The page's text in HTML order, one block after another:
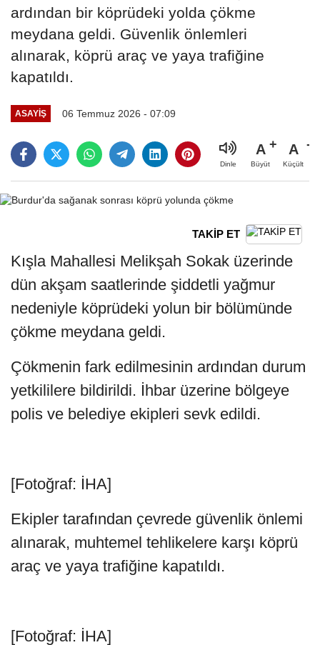
ardından bir köprüdeki yolda çökme
meydana geldi. Güvenlik önlemleri
alınarak, köprü araç ve yaya trafiğine
kapatıldı.
ASAYIŞ 06 Temmuz 2026 - 07:09
Dinle
A
Büyüt
A
Küçült
TAKİP ET
Kışla Mahallesi Melikşah Sokak üzerinde
dün akşam saatlerinde şiddetli yağmur
nedeniyle köprüdeki yolun bir bölümünde
çökme meydana geldi.
Çökmenin fark edilmesinin ardından durum
yetkililere bildirildi. İhbar üzerine bölgeye
polis ve belediye ekipleri sevk edildi.
[Fotoğraf: İHA]
Ekipler tarafından çevrede güvenlik önlemi
alınarak, muhtemel tehlikelere karşı köprü
araç ve yaya trafiğine kapatıldı.
[Fotoğraf: İHA]